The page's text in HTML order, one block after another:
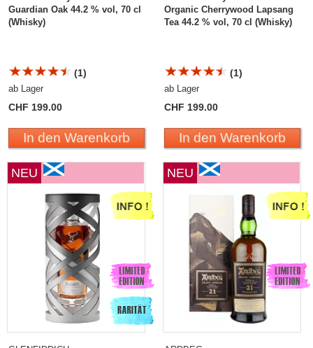
Guardian Oak 44.2 % vol, 70 cl
(Whisky)
(1)
ab Lager
CHF 199.00
In den Warenkorb
Organic Cherrywood Lapsang
Tea 44.2 % vol, 70 cl (Whisky)
(1)
ab Lager
CHF 199.00
In den Warenkorb
NEU NEU